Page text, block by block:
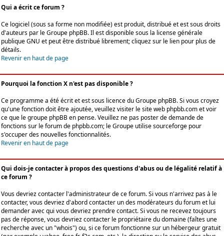
Qui a écrit ce forum ?
Ce logiciel (sous sa forme non modifiée) est produit, distribué et est sous droits
d'auteurs par leGroupe phpBB. Il est disponible sous la license générale
publique GNU et peut être distribué librement; cliquez sur le lien pour plus de
détails.
Revenir en haut de page
Pourquoi la fonction X n'est pas disponible ?
Ce programme a été écrit et est sous licence du Groupe phpBB. Si vous croyez
qu'une fonction doit être ajoutée, veuillez visiter le site web phpbb.com et voir
ce que le groupe phpBB en pense. Veuillez ne pas poster de demande de
fonctions sur le forum de phpbb.com; le Groupe utilise sourceforge pour
s'occuper des nouvelles fonctionnalités.
Revenir en haut de page
Qui dois-je contacter à propos des questions d'abus ou de légalité relatif à
ce forum ?
Vous devriez contacter l'administrateur de ce forum. Si vous n'arrivez pas à le
contacter, vous devriez d'abord contacter un des modérateurs du forum et lui
demander avec qui vous devriez prendre contact. Si vous ne recevez toujours
pas de réponse, vous devriez contacter le propriétaire du domaine (faîtes une
recherche avec un "whois") ou, si ce forum fonctionne sur un hébergeur gratuit